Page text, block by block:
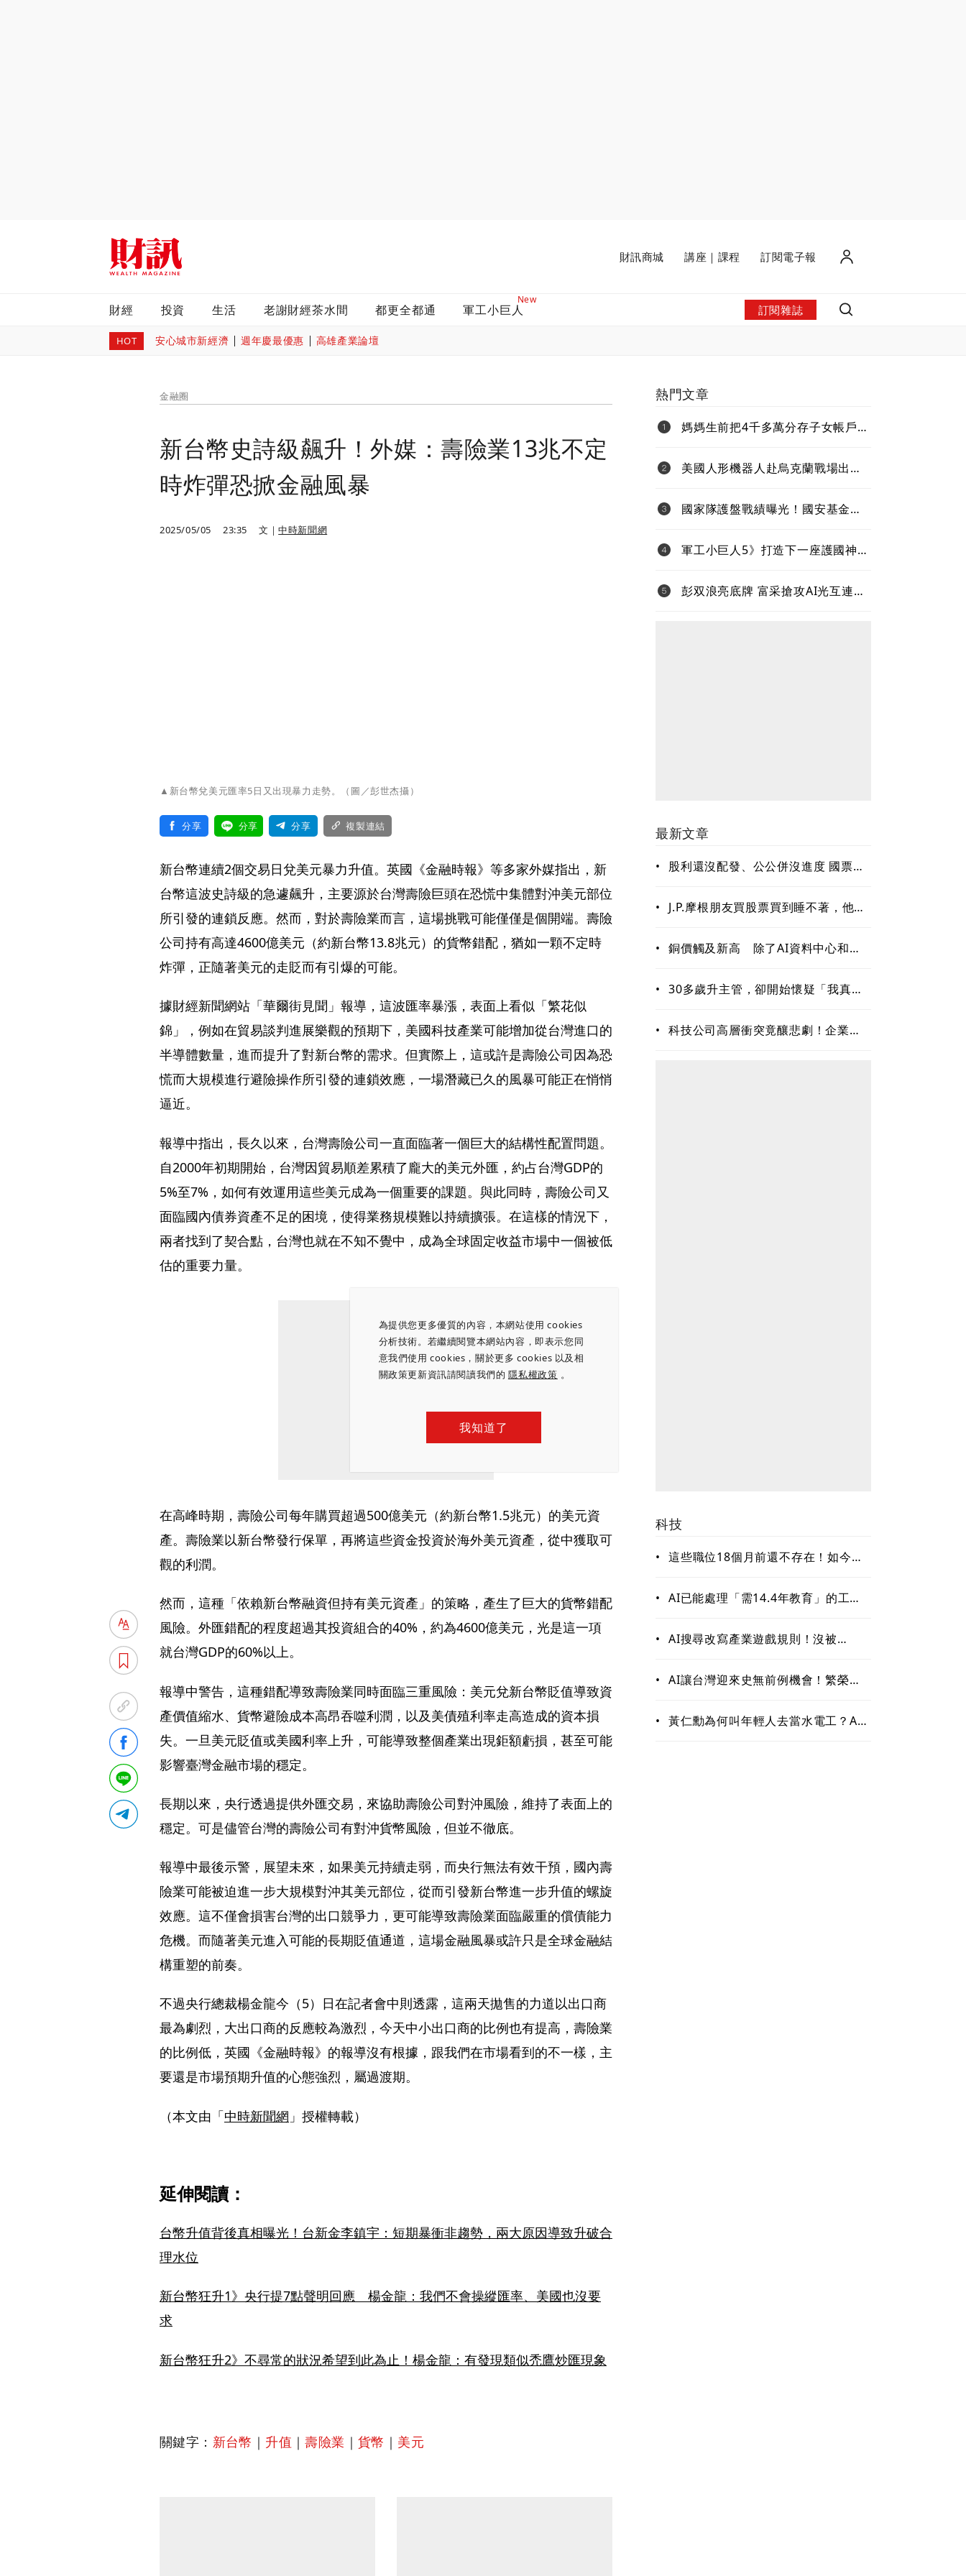
財訊商城 講座｜課程 訂閱電子報
財經 投資 生活 老謝財經茶水間 都更全都通
New
軍工小巨人 訂閱雜誌
為提供您更多優質的內容，本網站使用 cookies
分析技術。若繼續閱覽本網站內容，即表示您同
意我們使用 cookies，關於更多 cookies 以及相
關政策更新資訊請閱讀我們的 隱私權政策 。
我知道了
HOT 安心城市新經濟 週年慶最優惠 高雄產業論壇
金融圈
新台幣史詩級飆升！外媒：壽險業13兆不定
時炸彈恐掀金融風暴
2025/05/05 23:35 文｜中時新聞網
▲新台幣兌美元匯率5日又出現暴力走勢。（圖／彭世杰攝）
分享 分享 分享 複製連結
新台幣連續2個交易日兌美元暴力升值。英國《金融時報》等多家外媒指出，新
台幣這波史詩級的急遽飆升，主要源於台灣壽險巨頭在恐慌中集體對沖美元部位
所引發的連鎖反應。然而，對於壽險業而言，這場挑戰可能僅僅是個開端。壽險
公司持有高達4600億美元（約新台幣13.8兆元）的貨幣錯配，猶如一顆不定時
炸彈，正隨著美元的走貶而有引爆的可能。
據財經新聞網站「華爾街見聞」報導，這波匯率暴漲，表面上看似「繁花似
錦」，例如在貿易談判進展樂觀的預期下，美國科技產業可能增加從台灣進口的
半導體數量，進而提升了對新台幣的需求。但實際上，這或許是壽險公司因為恐
慌而大規模進行避險操作所引發的連鎖效應，一場潛藏已久的風暴可能正在悄悄
逼近。
報導中指出，長久以來，台灣壽險公司一直面臨著一個巨大的結構性配置問題。
自2000年初期開始，台灣因貿易順差累積了龐大的美元外匯，約占台灣GDP的
5%至7%，如何有效運用這些美元成為一個重要的課題。與此同時，壽險公司又
面臨國內債券資產不足的困境，使得業務規模難以持續擴張。在這樣的情況下，
兩者找到了契合點，台灣也就在不知不覺中，成為全球固定收益市場中一個被低
估的重要力量。
在高峰時期，壽險公司每年購買超過500億美元（約新台幣1.5兆元）的美元資
產。壽險業以新台幣發行保單，再將這些資金投資於海外美元資產，從中獲取可
觀的利潤。
然而，這種「依賴新台幣融資但持有美元資產」的策略，產生了巨大的貨幣錯配
風險。外匯錯配的程度超過其投資組合的40%，約為4600億美元，光是這一項
就台灣GDP的60%以上。
報導中警告，這種錯配導致壽險業同時面臨三重風險：美元兌新台幣貶值導致資
產價值縮水、貨幣避險成本高昂吞噬利潤，以及美債殖利率走高造成的資本損
失。一旦美元貶值或美國利率上升，可能導致整個產業出現鉅額虧損，甚至可能
影響臺灣金融市場的穩定。
長期以來，央行透過提供外匯交易，來協助壽險公司對沖風險，維持了表面上的
穩定。可是儘管台灣的壽險公司有對沖貨幣風險，但並不徹底。
報導中最後示警，展望未來，如果美元持續走弱，而央行無法有效干預，國內壽
險業可能被迫進一步大規模對沖其美元部位，從而引發新台幣進一步升值的螺旋
效應。這不僅會損害台灣的出口競爭力，更可能導致壽險業面臨嚴重的償債能力
危機。而隨著美元進入可能的長期貶值通道，這場金融風暴或許只是全球金融結
構重塑的前奏。
不過央行總裁楊金龍今（5）日在記者會中則透露，這兩天拋售的力道以出口商
最為劇烈，大出口商的反應較為激烈，今天中小出口商的比例也有提高，壽險業
的比例低，英國《金融時報》的報導沒有根據，跟我們在市場看到的不一樣，主
要還是市場預期升值的心態強烈，屬過渡期。
（本文由「中時新聞網 」授權轉載）
延伸閱讀：
台幣升值背後真相曝光！台新金李鎮宇：短期暴衝非趨勢，兩大原因導致升破合
理水位
新台幣狂升1》央行提7點聲明回應　楊金龍：我們不會操縱匯率、美國也沒要
求
新台幣狂升2》不尋常的狀況希望到此為止！楊金龍：有發現類似禿鷹炒匯現象
關鍵字： 新台幣 ｜ 升值 ｜壽險業 ｜貨幣 ｜ 美元
熱門文章
媽媽生前把4千多萬分存子女帳戶
美國人形機器人赴烏克蘭戰場出任
超微Ryzen AI嵌入式X100系列處理
器
國家隊護盤戰績曝光！國安基金
台積電狂賺76億
軍工小巨人5》打造下一座護國神
鏈
彭双浪亮底牌 富采搶攻AI光互連
最新文章
•
股利還沒配發、公公併沒進度 國票金
•
J.P.摩根朋友買股票買到睡不著，他只
賺錢的關鍵能力
• 銅價觸及新高 除了AI資料中心和電
• 30多歲升主管，卻開始懷疑「我真的
• 科技公司高層衝突竟釀悲劇！企業內
科技
• 這些職位18個月前還不存在！如今年
缺哪種人才？
• AI已能處理「需14.4年教育」的工
最值錢的是這些
• AI搜尋改寫產業遊戲規則！沒被
失」 品牌如何搶下話語權？
• AI讓台灣迎來史無前例機會！繁榮背
其衝
• 黃仁勳為何叫年輕人去當水電工？AI